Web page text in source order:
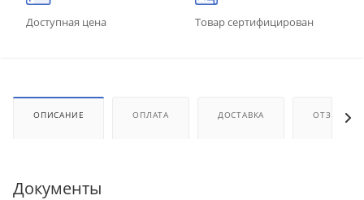
Доступная цена Товар сертифицирован
ОПИСАНИЕ ОПЛАТА ДОСТАВКА ОТЗЫВЫ
Документы